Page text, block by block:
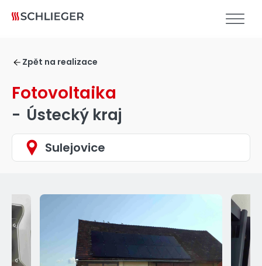
Zpět na realizace
Fotovoltaika
- Ústecký kraj
Sulejovice